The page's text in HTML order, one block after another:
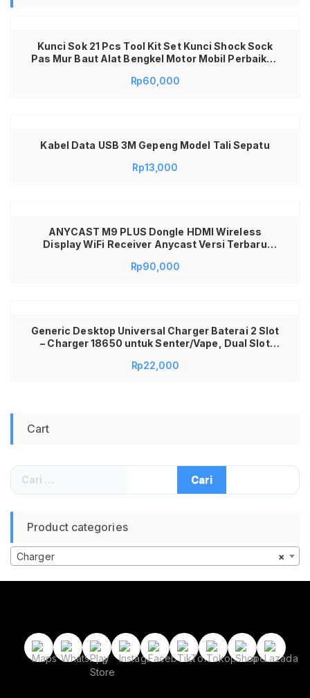
Kunci Sok 21 Pcs Tool Kit Set Kunci Shock Sock
Pas Mur Baut Alat Bengkel Motor Mobil Perbaikan
Material Chrome Vanadium Kuat Anti Karat Awet
Rp60,000
Kabel Data USB 3M Gepeng Model Tali Sepatu
Rp13,000
ANYCAST M9 PLUS Dongle HDMI Wireless
Display WiFi Receiver Anycast Versi Terbaru
iPhone Laptop Sambungan Proyektor & TV LED
Rp90,000
Generic Desktop Universal Charger Baterai 2 Slot
– Charger 18650 untuk Senter/Vape, Dual Slot
18650 Aman & Stabil, Desktop Charger 2 Slot Fast
Rp22,000
Cart
Cari
untuk:
Product categories
×
Charger